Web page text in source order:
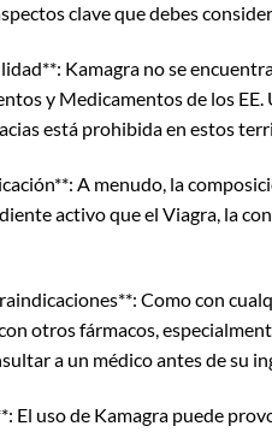
clave que debes
Kamagra no se
y Medicamentos de los
está prohibida en estos
A menudo, la
activo que el Viagra, la
Como con
otros fármacos,
a un médico antes de su
El uso de Kamagra puede